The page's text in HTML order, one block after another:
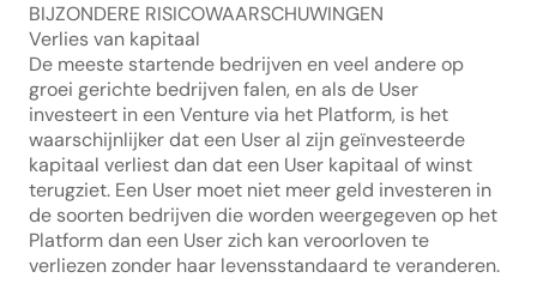
BIJZONDERE RISICOWAARSCHUWINGEN
Verlies van kapitaal
De meeste startende bedrijven en veel andere op
groei gerichte bedrijven falen, en als de User
investeert in een Venture via het Platform, is het
waarschijnlijker dat een User al zijn geïnvesteerde
kapitaal verliest dan dat een User kapitaal of winst
terugziet. Een User moet niet meer geld investeren in
de soorten bedrijven die worden weergegeven op het
Platform dan een User zich kan veroorloven te
verliezen zonder haar levensstandaard te veranderen.